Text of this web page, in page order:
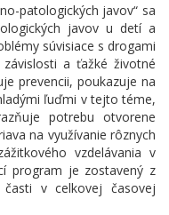
patologických javov“ sa
javov u detí a
súvisiace s drogami
a ťažké životné
prevencii, poukazuje na
ľuďmi v tejto téme,
potrebu otvorene
na využívanie rôznych
vzdelávania v
program je zostavený z
v celkovej časovej